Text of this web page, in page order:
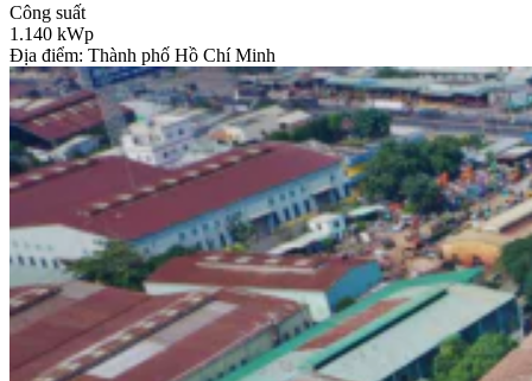
Công suất
1.140 kWp
Địa điểm: Thành phố Hồ Chí Minh